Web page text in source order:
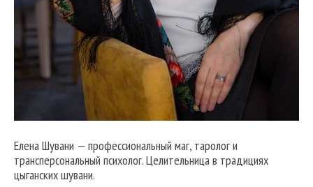
Елена Шувани — профессиональный маг, таролог и
трансперсональный психолог. Целительница в традициях
цыганских шувани.